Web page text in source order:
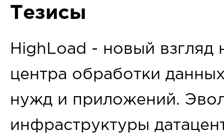
Тезисы
HighLoad - новый взгляд
центра обработки
нужд и приложений.
инфраструктуры